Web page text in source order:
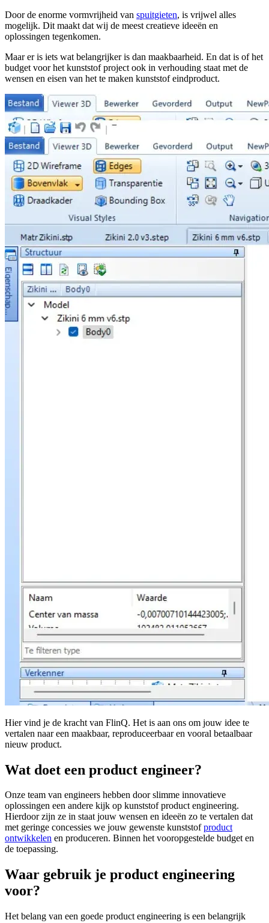
Door de enorme vormvrijheid van spuitgieten, is vrijwel alles
mogelijk. Dit maakt dat wij de meest creatieve ideeën en
oplossingen tegenkomen.
Maar er is iets wat belangrijker is dan maakbaarheid. En dat is of het
budget voor het kunststof project ook in verhouding staat met de
wensen en eisen van het te maken kunststof eindproduct.
Hier vind je de kracht van FlinQ. Het is aan ons om jouw idee te
vertalen naar een maakbaar, reproduceerbaar en vooral betaalbaar
nieuw product.
Wat doet een product engineer?
Onze team van engineers hebben door slimme innovatieve
oplossingen een andere kijk op kunststof product engineering.
Hierdoor zijn ze in staat jouw wensen en ideeën zo te vertalen dat
met geringe concessies we jouw gewenste kunststofproduct
ontwikkelen en produceren. Binnen het vooropgestelde budget en
de toepassing.
Waar gebruik je product engineering
voor?
Het belang van een goede product engineering is een belangrijk